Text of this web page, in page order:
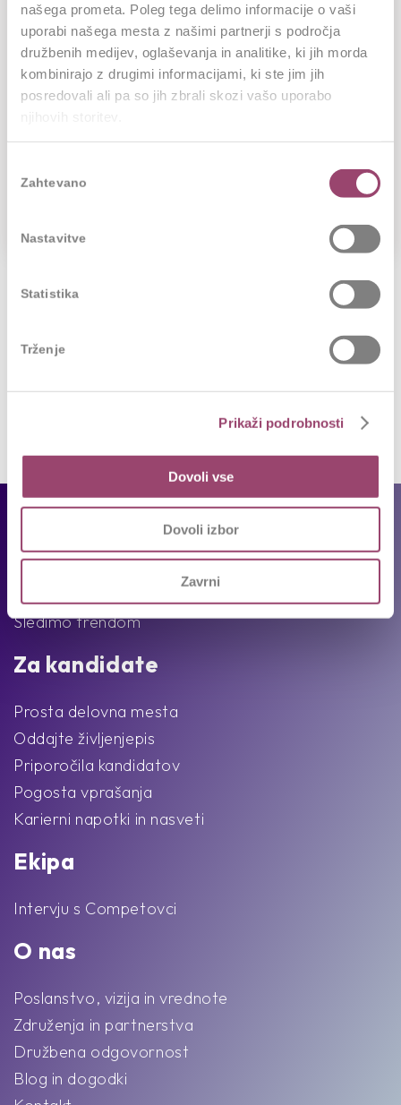
našega prometa. Poleg tega delimo informacije o vaši
uporabi našega mesta z našimi partnerji s področja
družbenih medijev, oglaševanja in analitike, ki jih morda
kombinirajo z drugimi informacijami, ki ste jim jih
posredovali ali pa so jih zbrali skozi vašo uporabo
soglasja
Zahtevano
Nastavitve
Statistika
Trženje
Prikaži podrobnosti
Dovoli vse
Dovoli izbor
Zavrni
Primer dobre prakse – Zaposlovanje po
priporočilih (še) deluje
08.04.2020
sploh še ni slišalo. Čeprav... Oryx Gaming d.o.o.
je globalno podjetje, del skupine kanadskega...
Naše storitve
Sledimo trendom
Za kandidate
Prosta delovna mesta
Oddajte življenjepis
Priporočila kandidatov
Pogosta vprašanja
Karierni napotki in nasveti
Ekipa
Intervju s Competovci
O nas
Poslanstvo, vizija in vrednote
Združenja in partnerstva
Družbena odgovornost
Blog in dogodki